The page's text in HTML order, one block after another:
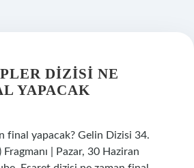
DIZISI NE
YAPACAK
final yapacak? Gelin Dizisi 34.
| Pazar, 30 Haziran